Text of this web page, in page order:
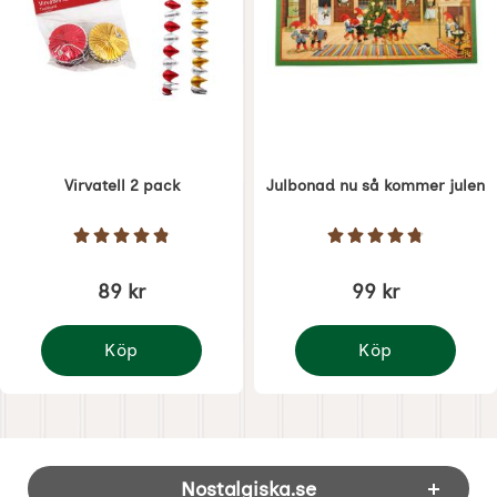
Virvatell 2 pack
Art. nr 1620 Betyg: 4.9 Stjärnor av 5
89 kr
Köp
Virvatell 2 pack
Julbonad nu så kommer julen
Art. nr 1280 Betyg: 4.8
99 kr
Köp
Julbonad nu så
Sidfot Blandad info och länkar
Nostalgiska.se